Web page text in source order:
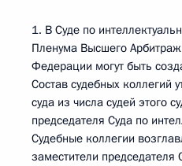
1. В Суде по
Пленума Высшего
Федерации могут быть
Состав судебных коллегий
суда из числа судей этого
председателя Суда по
Судебные коллегии
заместители председателя